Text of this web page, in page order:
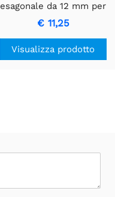
esagonale da 12 mm per
albero da 6 mm
(confezione da 2)
€ 11,25
Visualizza prodotto